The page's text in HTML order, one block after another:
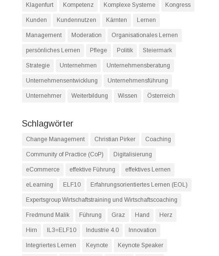
Klagenfurt Kompetenz Komplexe Systeme Kongress
Kunden Kundennutzen Kärnten Lernen
Management Moderation Organisationales Lernen
persönliches Lernen Pflege Politik Steiermark
Strategie Unternehmen Unternehmensberatung
Unternehmensentwicklung Unternehmensführung
Unternehmer Weiterbildung Wissen Österreich
Schlagwörter
Change Management Christian Pirker Coaching
Community of Practice (CoP) Digitalisierung
eCommerce effektive Führung effektives Lernen
eLearning ELF10 Erfahrungsorientiertes Lernen (EOL)
Expertsgroup Wirtschaftstraining und Wirtschaftscoaching
Fredmund Malik Führung Graz Hand Herz
Hirn IL3=ELF10 Industrie 4.0 Innovation
Integriertes Lernen Keynote Keynote Speaker